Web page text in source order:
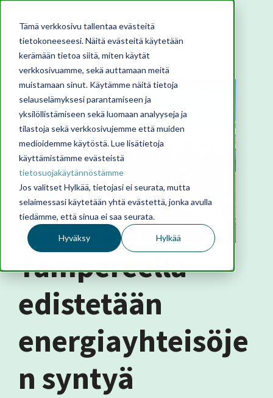
Tämä verkkosivu tallentaa evästeitä
tietokoneeseesi. Näitä evästeitä käytetään
kerämään tietoa siitä, miten käytät
verkkosivuamme, sekä auttamaan meitä
muistamaan sinut. Käytämme näitä tietoja
selauselämyksesi parantamiseen ja
yksilöllistämiseen sekä luomaan analyyseja ja
tilastoja sekä verkkosivujemme että muiden
medioidemme käytöstä. Lue lisätietoja
käyttämistämme evästeistä
tietosuojakäytännöstämme
Jos valitset Hylkää, tietojasi ei seurata, mutta
selaimessasi käytetään yhtä evästettä, jonka avulla
tiedämme, että sinua ei saa seurata.
Hyväksy Hylkää
Tampereella
edistetään
energiayhteisöje
n syntyä